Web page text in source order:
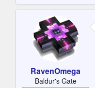
RavenOmega
Baldur's Gate